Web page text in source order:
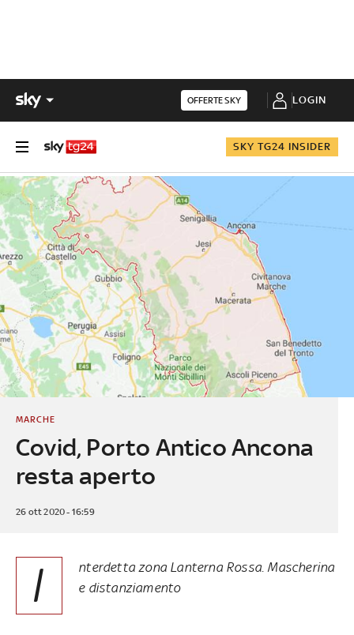
OFFERTE SKY LOGIN
SKY TG24 INSIDER
Covid, Porto Antico Ancona
resta aperto
MARCHE
26 ott 2020 - 16:59
I
nterdetta zona Lanterna Rossa. Mascherina
e distanziamento